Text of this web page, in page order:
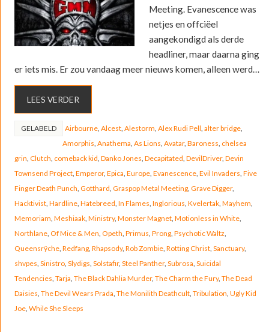
Meeting. Evanescence was
netjes en offciëel
aangekondigd als derde
headliner, maar daarna ging
er iets mis. Er zou vandaag meer nieuws komen, alleen werd…
LEES VERDER
GELABELD Airbourne, Alcest, Alestorm Alex Rudi Pell alter bridge,
Amorphis Anathema As Lions Avatar, Baroness chelsea
grin Clutch comeback kid Danko Jones Decapitated DevilDriver, Devin
Townsend Project, Emperor, Epica Europe, Evanescence, Evil Invaders Five
Finger Death Punch Gotthard Graspop Metal Meeting, Grave Digger,
Hacktivist, Hardline, Hatebreed In Flames Inglorious Kvelertak, Mayhem
Memoriam Meshiaak, Ministry, Monster Magnet, Motionless in White,
Northlane, Of Mice & Men Opeth Primus Prong, Psychotic Waltz
Queensrÿche, Redfang, Rhapsody, Rob Zombie, Rotting Christ, Sanctuary,
shvpes Sinistro, Slydigs Solstafir, Steel Panther, Subrosa Suicidal
Tendencies Tarja The Black Dahlia Murder, The Charm the Fury, The Dead
Daisies The Devil Wears Prada The Monilith Deathcult, Tribulation Ugly Kid
Joe, While She Sleeps